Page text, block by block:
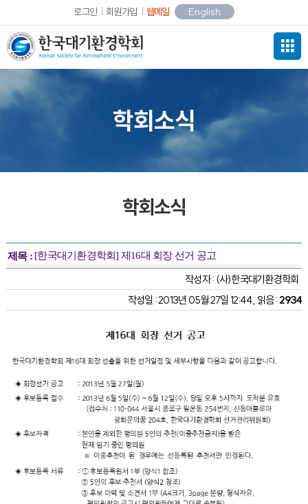
로그인 회원가입 웹메일 English
학회소식
학회소식
제목 :[한국대기환경학회] 제16대 회장 선거 공고
작성자 : (사)한국대기환경학회
작성일 : 2013년 05월 27일 12:44 , 읽음 :2934